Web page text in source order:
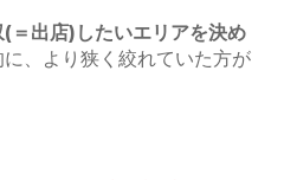
(＝出店)したいエリアを決め
、より狭く絞れていた方が